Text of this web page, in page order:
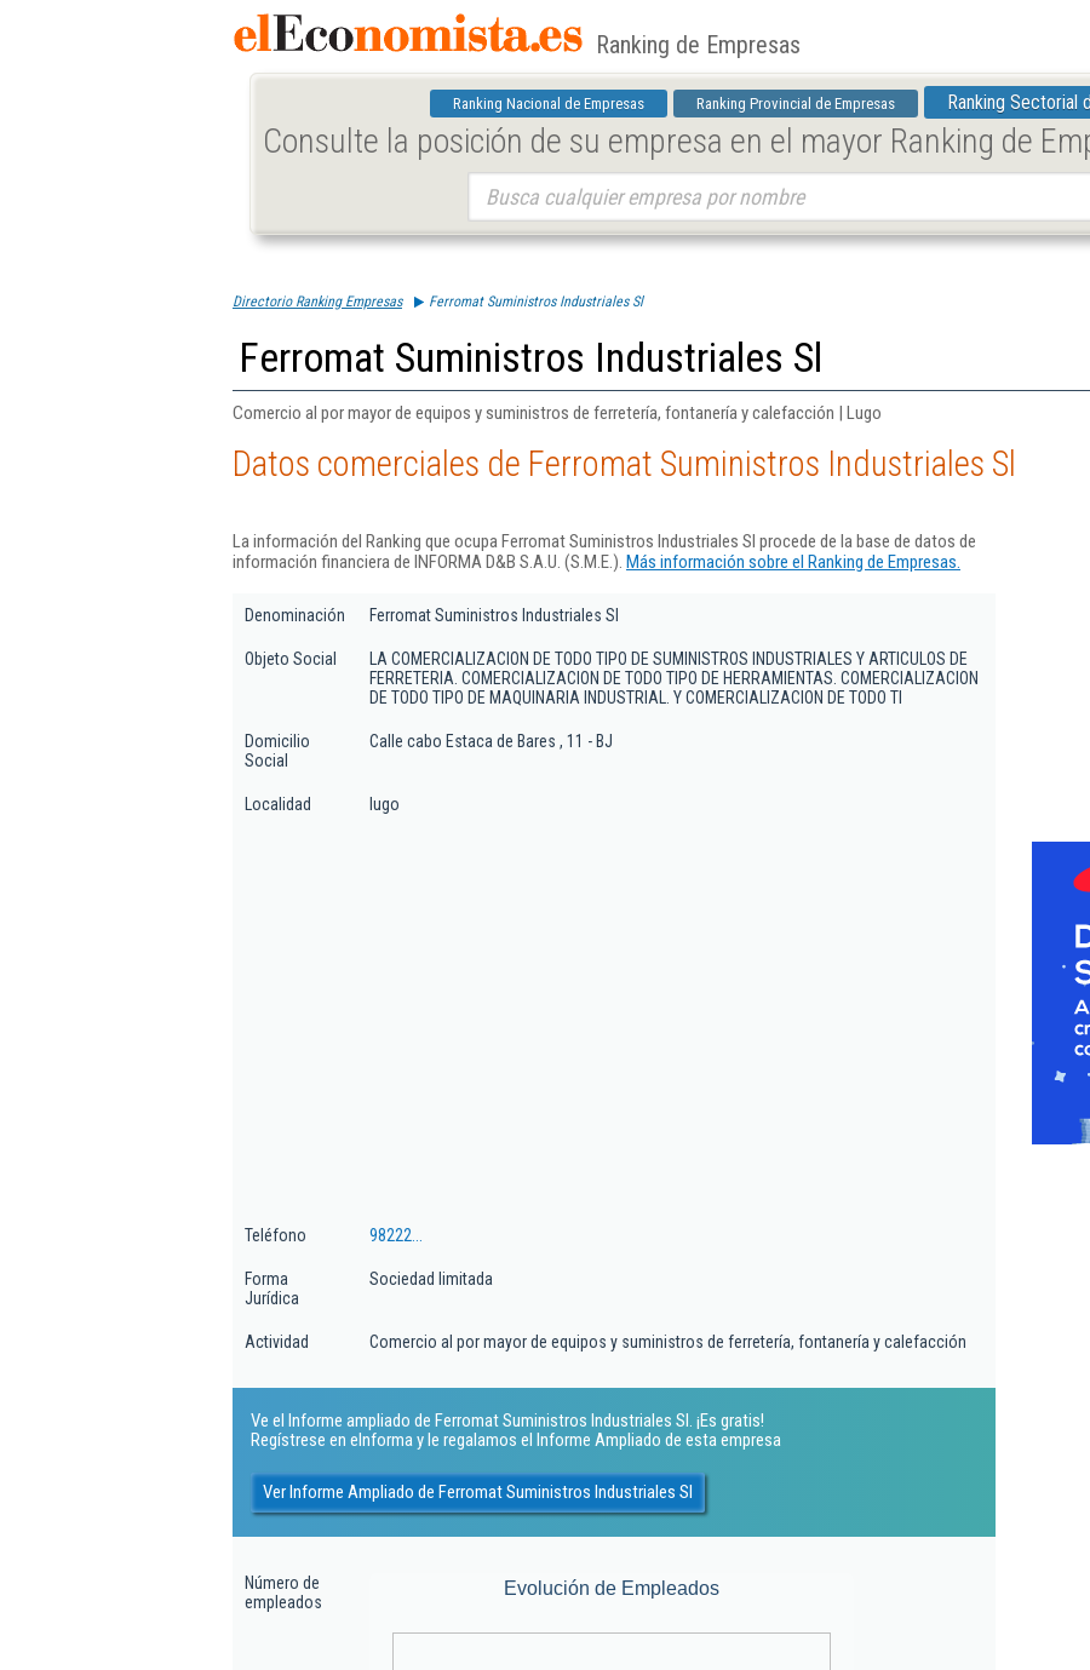
Ranking de Empresas
Ranking Nacional de Empresas Ranking Provincial de Empresas Ranking Sectorial
Consulte la posición de su empresa en el mayor Ranking de
Directorio Ranking Empresas Ferromat Suministros Industriales Sl
Ferromat Suministros Industriales Sl
Comercio al por mayor de equipos y suministros de ferretería, fontanería y calefacción | Lugo
Datos comerciales de Ferromat Suministros Industriales Sl
La información del Ranking que ocupa Ferromat Suministros Industriales Sl procede de la base de datos de
información financiera de INFORMA D&B S.A.U. (S.M.E.). Más información sobre el Ranking de Empresas.
Denominación Ferromat Suministros Industriales Sl
Objeto Social
LA COMERCIALIZACION DE TODO TIPO DE SUMINISTROS INDUSTRIALES Y ARTICULOS DE
FERRETERIA. COMERCIALIZACION DE TODO TIPO DE HERRAMIENTAS. COMERCIALIZACION
DE TODO TIPO DE MAQUINARIA INDUSTRIAL. Y COMERCIALIZACION DE TODO TI
Domicilio
Social
Calle cabo Estaca de Bares , 11 - BJ
Localidad lugo
Teléfono 98222...
Forma
Jurídica
Sociedad limitada
Actividad Comercio al por mayor de equipos y suministros de ferretería, fontanería y calefacción
Ve el Informe ampliado de Ferromat Suministros Industriales Sl. ¡Es gratis!
Regístrese en eInforma y le regalamos el Informe Ampliado de esta empresa
Ver Informe Ampliado de Ferromat Suministros Industriales Sl
Número de
empleados
Evolución de Empleados